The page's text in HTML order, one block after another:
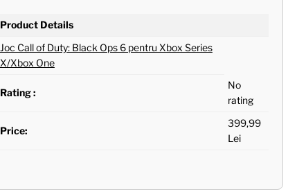
Product Details
Joc Call of Duty: Black Ops 6 pentru Xbox Series
X/Xbox One
Rating :
No
rating
Price:
399,99
Lei